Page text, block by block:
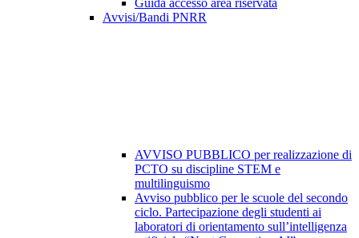
Guida accesso area riservata
Avvisi/Bandi PNRR
AVVISO PUBBLICO per realizzazione di
PCTO su discipline STEM e
multilinguismo
Avviso pubblico per le scuole del secondo
ciclo. Partecipazione degli studenti ai
laboratori di orientamento sull’intelligenza